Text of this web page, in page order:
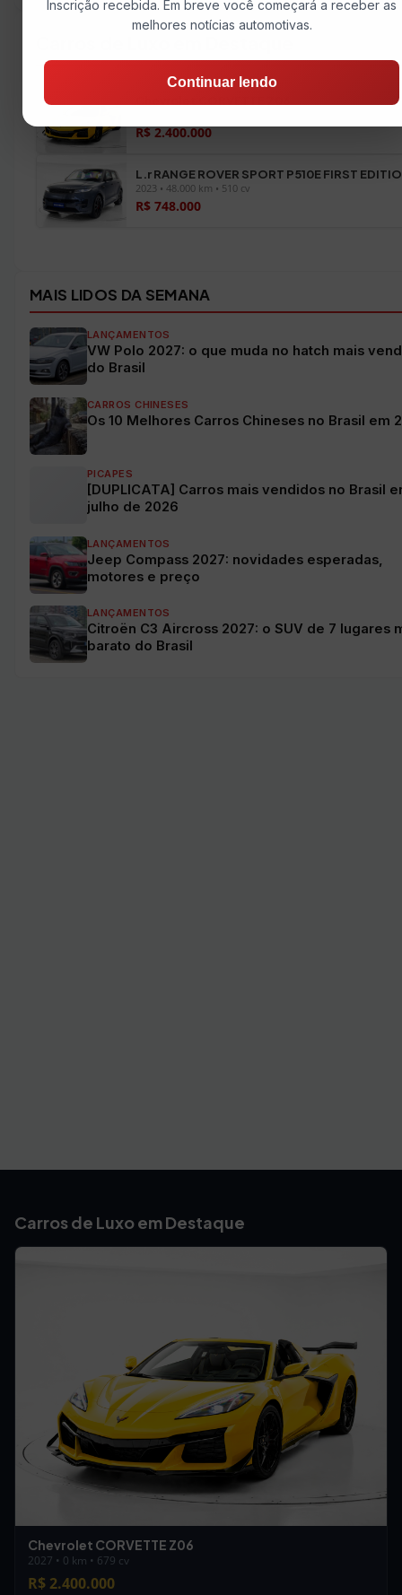
R$ 2.400.000
L.r RANGE ROVER SPORT P510E FIRST
2023 • 48.000 km • 510 cv
R$ 748.000
MAIS LIDOS DA SEMANA
LANÇAMENTOS
VW Polo 2027: o que muda no hatch mais
do Brasil
CARROS CHINESES
Os 10 Melhores Carros Chineses no Brasil em
PICAPES
[DUPLICATA] Carros mais vendidos no Brasil
julho de 2026
LANÇAMENTOS
Jeep Compass 2027: novidades esperadas,
motores e preço
LANÇAMENTOS
Citroën C3 Aircross 2027: o SUV de 7 lugares
barato do Brasil
Carros de Luxo em Destaque
Chevrolet CORVETTE Z06
2027 • 0 km • 679 cv
R$ 2.400.000
Inscrição recebida. Em breve você começará a receber as
melhores notícias automotivas.
Continuar lendo